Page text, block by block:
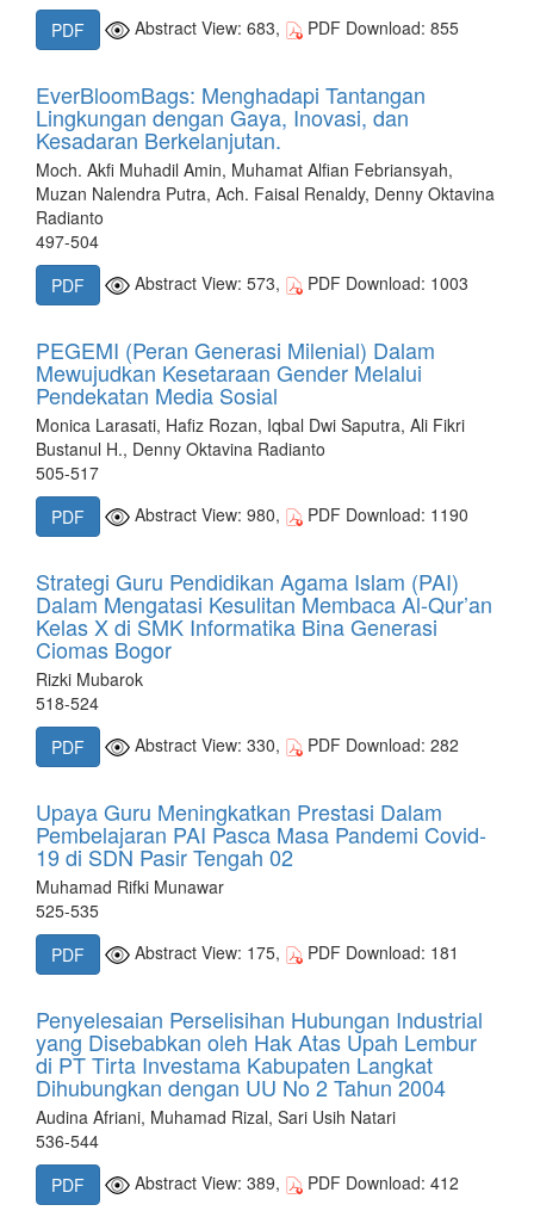
PDF
Abstract View: 683, PDF Download: 855
EverBloomBags: Menghadapi Tantangan
Lingkungan dengan Gaya, Inovasi, dan
Kesadaran Berkelanjutan.
Moch. Akfi Muhadil Amin, Muhamat Alfian Febriansyah,
Muzan Nalendra Putra, Ach. Faisal Renaldy, Denny Oktavina
Radianto
497-504
PDF
Abstract View: 573, PDF Download: 1003
PEGEMI (Peran Generasi Milenial) Dalam
Mewujudkan Kesetaraan Gender Melalui
Pendekatan Media Sosial
Monica Larasati, Hafiz Rozan, Iqbal Dwi Saputra, Ali Fikri
Bustanul H., Denny Oktavina Radianto
505-517
PDF
Abstract View: 980, PDF Download: 1190
Strategi Guru Pendidikan Agama Islam (PAI)
Dalam Mengatasi Kesulitan Membaca Al-Qur’an
Kelas X di SMK Informatika Bina Generasi
Ciomas Bogor
Rizki Mubarok
518-524
PDF
Abstract View: 330, PDF Download: 282
Upaya Guru Meningkatkan Prestasi Dalam
Pembelajaran PAI Pasca Masa Pandemi Covid-
19 di SDN Pasir Tengah 02
Muhamad Rifki Munawar
525-535
PDF
Abstract View: 175, PDF Download: 181
Penyelesaian Perselisihan Hubungan Industrial
yang Disebabkan oleh Hak Atas Upah Lembur
di PT Tirta Investama Kabupaten Langkat
Dihubungkan dengan UU No 2 Tahun 2004
Audina Afriani, Muhamad Rizal, Sari Usih Natari
536-544
PDF
Abstract View: 389, PDF Download: 412